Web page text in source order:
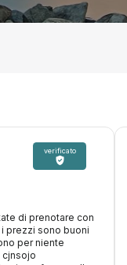
verificato
di prenotare con
prezzi sono buoni
per niente